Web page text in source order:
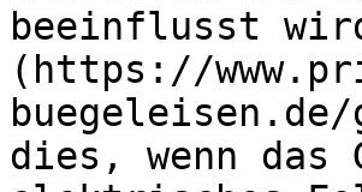
beeinflusst
(https://
dies, wenn